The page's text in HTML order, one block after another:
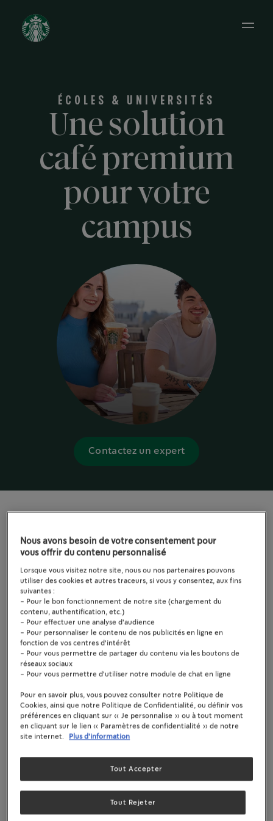
Contactez un expert
ÉCOLES & UNIVERSITÉS
Une solution
café premium
pour votre
campus
EXPÉRIENCES CAFÉ SUR LE CAMPUS
Créez des moments
mémorables sur
votre campus grâce
à la solution café We
Proudly Serve
Starbucks®
solutions café premium pensées pour les écoles
et universités.
Proposez à vos étudiants leurs boissons
Nous avons besoin de votre consentement pour
vous offrir du contenu personnalisé
Lorsque vous visitez notre site, nous ou nos partenaires pouvons
utiliser des cookies et autres traceurs, si vous y consentez, aux fins
suivantes :
- Pour le bon fonctionnement de notre site (chargement du
contenu, authentification, etc.)
- Pour effectuer une analyse d'audience
- Pour personnaliser le contenu de nos publicités en ligne en
fonction de vos centres d'intérêt
- Pour vous permettre de partager du contenu via les boutons de
réseaux sociaux
- Pour vous permettre d'utiliser notre module de chat en ligne
Pour en savoir plus, vous pouvez consulter notre Politique de
Cookies, ainsi que notre Politique de Confidentialité, ou définir vos
préférences en cliquant sur « Je personnalise » ou à tout moment
en cliquant sur le lien « Paramètres de confidentialité » de notre
site internet.
Plus d'information
Tout Rejeter
Tout Accepter